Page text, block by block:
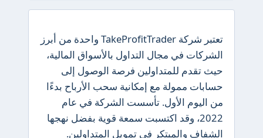
تعتبر شركة TakeProfitTrader واحدة من أبرز
الشركات في مجال التداول بالأسواق المالية،
حيث تقدم للمتداولين فرصة الوصول إلى
حسابات ممولة مع إمكانية سحب الأرباح بدءًا
من اليوم الأول. تأسست الشركة في عام
2022، وقد اكتسبت سمعة قوية بفضل نهجها
الشفاف والمبتكر في تمويل المتداولين.